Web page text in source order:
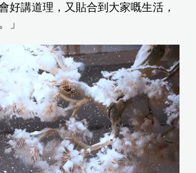
好講道理，又貼合到大家嘅生活，
」